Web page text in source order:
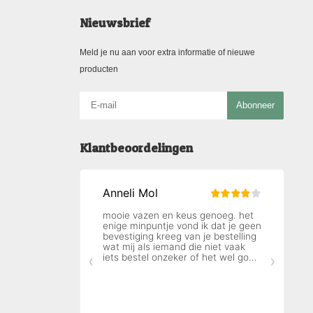
Nieuwsbrief
Meld je nu aan voor extra informatie of nieuwe
producten
Abonneer
Klantbeoordelingen